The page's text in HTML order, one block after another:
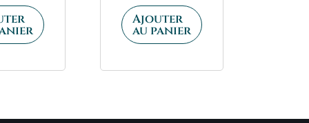
Ajouter
au panier